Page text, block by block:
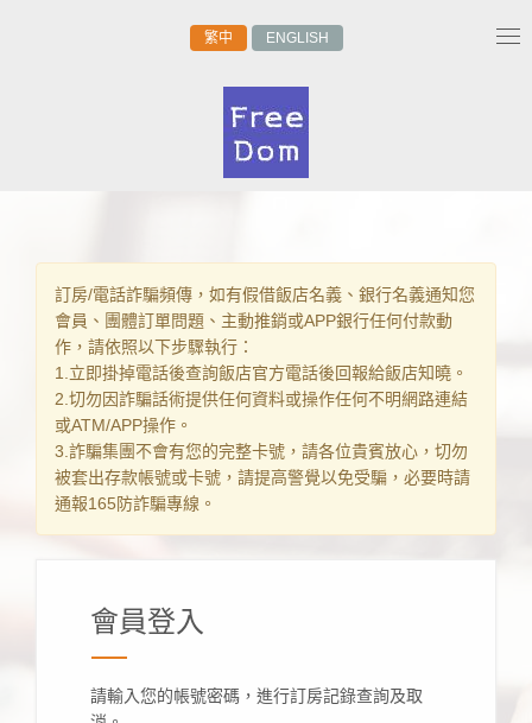
繁中 ENGLISH
訂房/電話詐騙頻傳，如有假借飯店名義、銀行名義通知您
會員、團體訂單問題、主動推銷或APP銀行任何付款動
作，請依照以下步驟執行：
1.立即掛掉電話後查詢飯店官方電話後回報給飯店知曉。
2.切勿因詐騙話術提供任何資料或操作任何不明網路連結
或ATM/APP操作。
3.詐騙集團不會有您的完整卡號，請各位貴賓放心，切勿
被套出存款帳號或卡號，請提高警覺以免受騙，必要時請
通報165防詐騙專線。
會員登入
請輸入您的帳號密碼，進行訂房記錄查詢及取